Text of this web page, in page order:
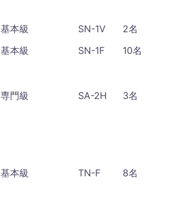
基本級 SN-1V
2名
基本級
SN-1F
10名
専門級 SA-2H 3名
基本級 TN-F 8名